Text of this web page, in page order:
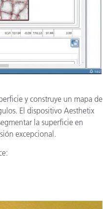
y construye un mapa de
El dispositivo Aesthetix
la superficie en
excepcional.